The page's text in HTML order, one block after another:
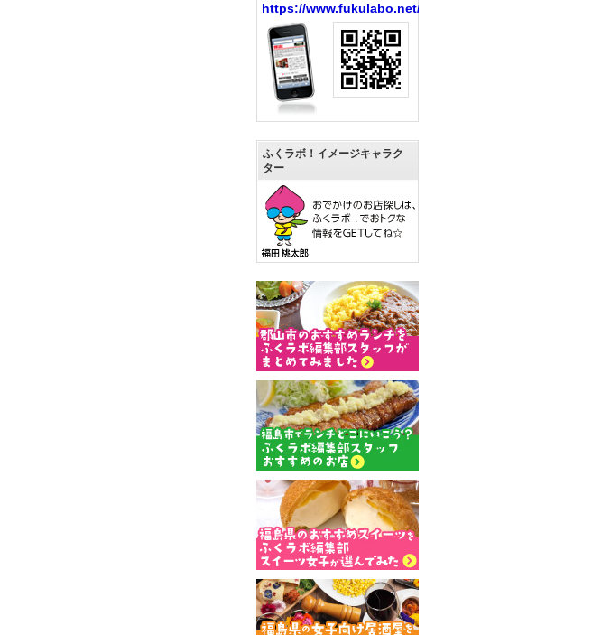
https://www.fukulabo.net/
ふくラボ！イメージキャラク
ター